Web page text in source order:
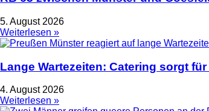
5. August 2026
Weiterlesen »
Lange Wartezeiten: Catering sorgt
4. August 2026
Weiterlesen »